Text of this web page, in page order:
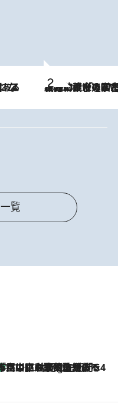
2026.8.3
慶應幼稚舎の図書室からテレビの世界に飛び込んだ阿川佐和子（72）
覧
CHOICE
11 Hours Ago
にも歌舞伎があるんだよ」 片岡仁左衛門・市川中車ら豪華座組みで4年目の立川立飛歌舞伎へ